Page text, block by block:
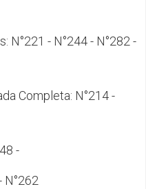
N°221 - N°244 - N°282 -
Completa: N°214 -
-
N°262